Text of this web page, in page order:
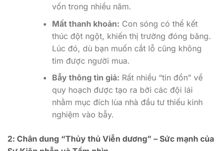
vốn trong nhiều năm.
Mất thanh khoản: Con sóng có thể kết
thúc đột ngột, khiến thị trường đóng băng.
Lúc đó, dù bạn muốn cắt lỗ cũng không
tìm được người mua.
Bẫy thông tin giả: Rất nhiều “tin đồn” về
quy hoạch được tạo ra bởi các đội lái
nhằm mục đích lùa nhà đầu tư thiếu kinh
nghiệm vào bẫy.
2: Chân dung “Thủy thủ Viễn dương” – Sức mạnh của